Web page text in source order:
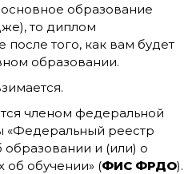
образование
то диплом
после того, как вам будет
образовании.
членом федеральной
«Федеральный реестр
и (или) о
об обучении» (ФИС ФРДО).